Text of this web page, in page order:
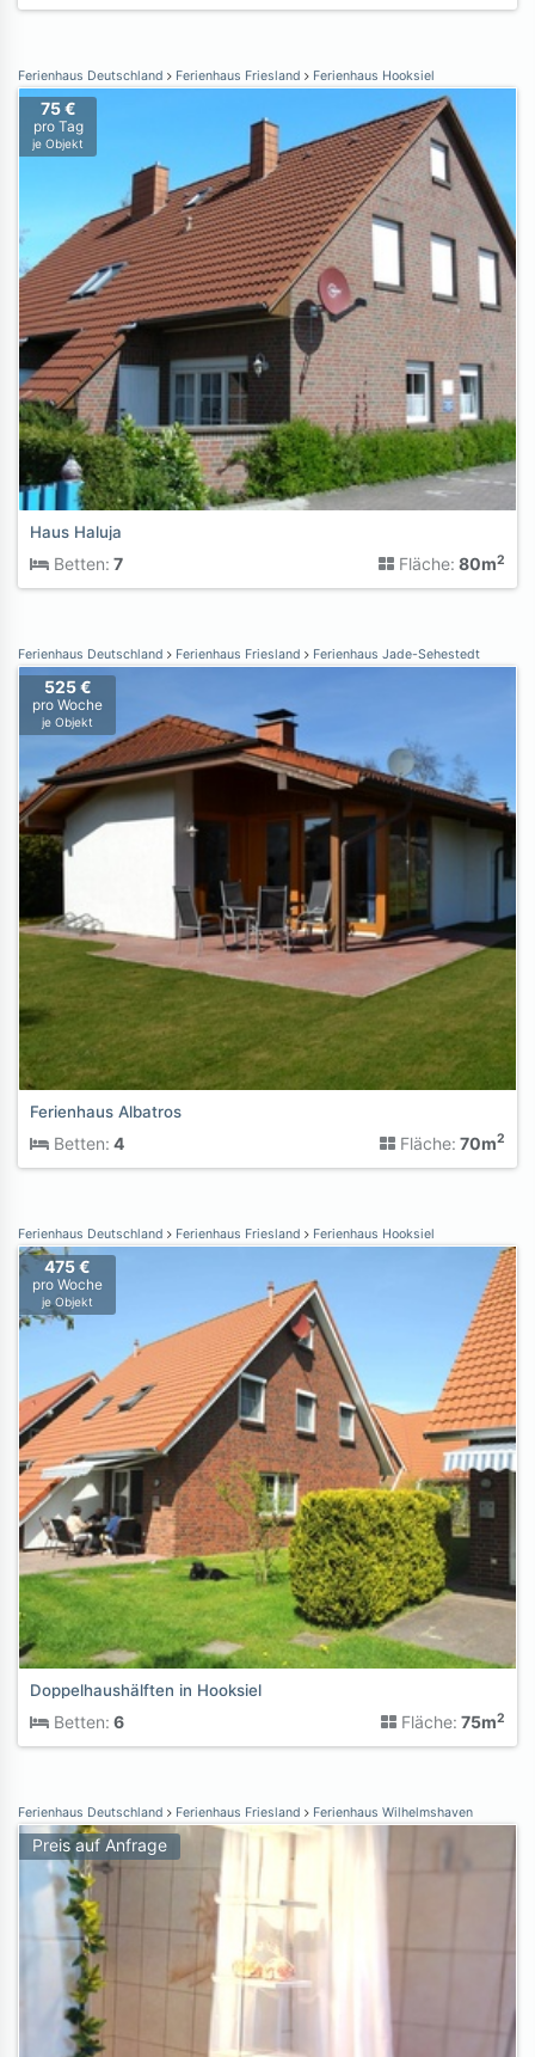
Ferienhaus Deutschland Ferienhaus Friesland Ferienhaus Hooksiel
75 €
pro Tag
je Objekt
Haus Haluja
Betten: 7 Fläche: 80m2
Ferienhaus Deutschland Ferienhaus Friesland Ferienhaus Jade-Sehestedt
525 €
pro Woche
je Objekt
Ferienhaus Albatros
Betten: 4 Fläche: 70m2
Ferienhaus Deutschland Ferienhaus Friesland Ferienhaus Hooksiel
475 €
pro Woche
je Objekt
Doppelhaushälften in Hooksiel
Betten: 6 Fläche: 75m2
Ferienhaus Deutschland Ferienhaus Friesland Ferienhaus Wilhelmshaven
Preis auf Anfrage